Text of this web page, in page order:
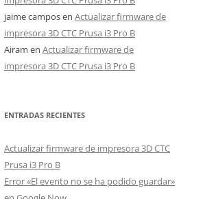
jaime camposen Actualizar firmware de
impresora 3D CTC Prusa i3 Pro B
Airam en Actualizar firmware de
impresora 3D CTC Prusa i3 Pro B
ENTRADAS RECIENTES
Actualizar firmware de impresora 3D CTC
Prusa i3 Pro B
Error «El evento no se ha podido guardar»